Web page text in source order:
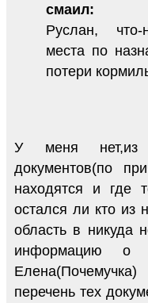
смаил:
Руслан,
места по
потери
У меня нет,из
документов(по
находятся и где
остался ли кто из
область в никуда
информацию о
перечень тех